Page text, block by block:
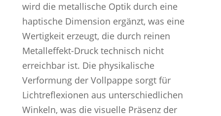
wird die metallische Optik durch eine
haptische Dimension ergänzt, was eine
Wertigkeit erzeugt, die durch reinen
Metalleffekt-Druck technisch nicht
erreichbar ist. Die physikalische
Verformung der Vollpappe sorgt für
Lichtreflexionen aus unterschiedlichen
Winkeln, was die visuelle Präsenz der